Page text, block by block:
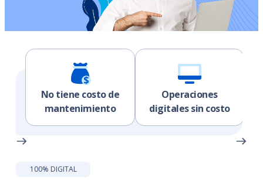
No tiene costo de
mantenimiento
Operaciones
digitales sin costo
100% DIGITAL